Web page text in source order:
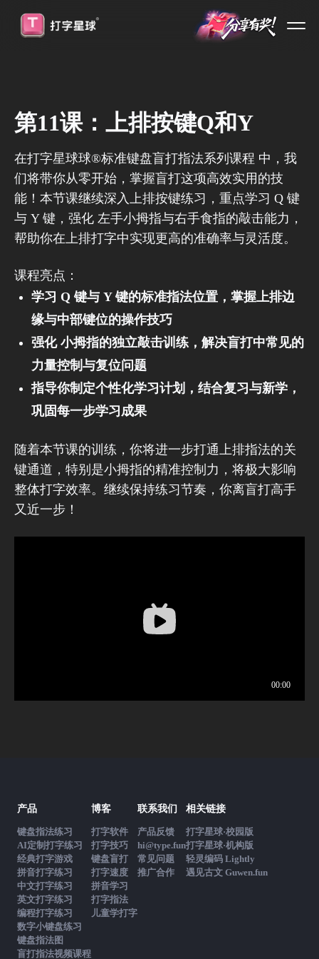
第11课：上排按键Q和Y
在打字星球️球️®标准键盘盲打指法系列课程 中，我
们将带你从零开始，掌握盲打这项高效实用的技
能！本节课继续深入上排按键练习，重点学习 Q 键
与 Y 键，强化 左手小拇指与右手食指的敲击能力，
帮助你在上排打字中实现更高的准确率与灵活度。
课程亮点：
学习 Q 键与 Y 键的标准指法位置，掌握上排边
缘与中部键位的操作技巧
强化 小拇指的独立敲击训练，解决盲打中常见的
力量控制与复位问题
指导你制定个性化学习计划，结合复习与新学，
巩固每一步学习成果
随着本节课的训练，你将进一步打通上排指法的关
键通道，特别是小拇指的精准控制力，将极大影响
整体打字效率。继续保持练习节奏，你离盲打高手
又近一步！
产品
键盘指法练习
AI定制打字练习
经典打字游戏
拼音打字练习
中文打字练习
英文打字练习
编程打字练习
数字小键盘练习
键盘指法图
盲打指法视频课程
博客
打字软件
打字技巧
键盘盲打
打字速度
拼音学习
打字指法
儿童学打字
联系我们
产品反馈
hi@type.fun
常见问题
推广合作
相关链接
打字星球·校园版
打字星球·机构版
轻灵编码 Lightly
遇见古文 Guwen.fun